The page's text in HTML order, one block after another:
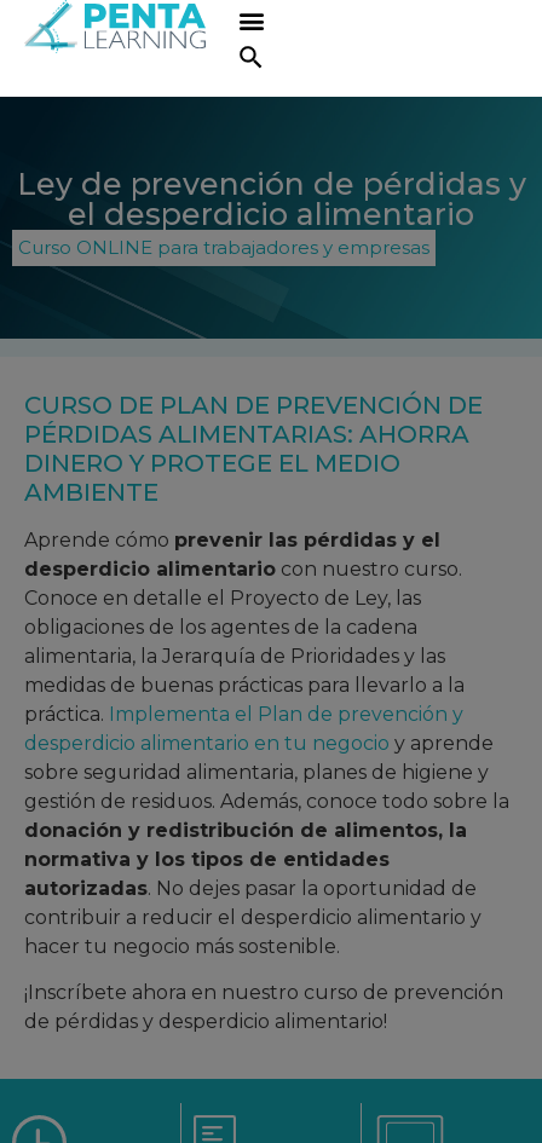
Ley de prevención de pérdidas y
el desperdicio alimentario
Curso ONLINE para trabajadores y empresas
CURSO DE PLAN DE PREVENCIÓN DE
PÉRDIDAS ALIMENTARIAS: AHORRA
DINERO Y PROTEGE EL MEDIO
AMBIENTE
Aprende cómo prevenir las pérdidas y el
desperdicio alimentario con nuestro curso.
Conoce en detalle el Proyecto de Ley, las
obligaciones de los agentes de la cadena
alimentaria, la Jerarquía de Prioridades y las
medidas de buenas prácticas para llevarlo a la
práctica. Implementa el Plan de prevención y
desperdicio alimentario en tu negocio y aprende
sobre seguridad alimentaria, planes de higiene y
gestión de residuos. Además, conoce todo sobre la
donación y redistribución de alimentos, la
normativa y los tipos de entidades
autorizadas. No dejes pasar la oportunidad de
contribuir a reducir el desperdicio alimentario y
hacer tu negocio más sostenible.
¡Inscríbete ahora en nuestro curso de prevención
de pérdidas y desperdicio alimentario!